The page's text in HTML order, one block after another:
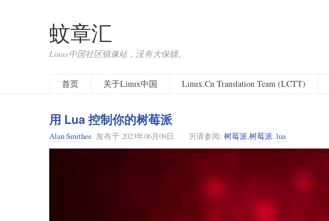
蚊章汇
Linux中国社区镜像站，没有大保镖。
首页
关于Linux中国 Linux.Cn Translation Team (LCTT)
用 Lua 控制你的树莓派
Alan Smithee 发布于 2023年06月09日 另请参阅: 树莓派,树莓派,lua